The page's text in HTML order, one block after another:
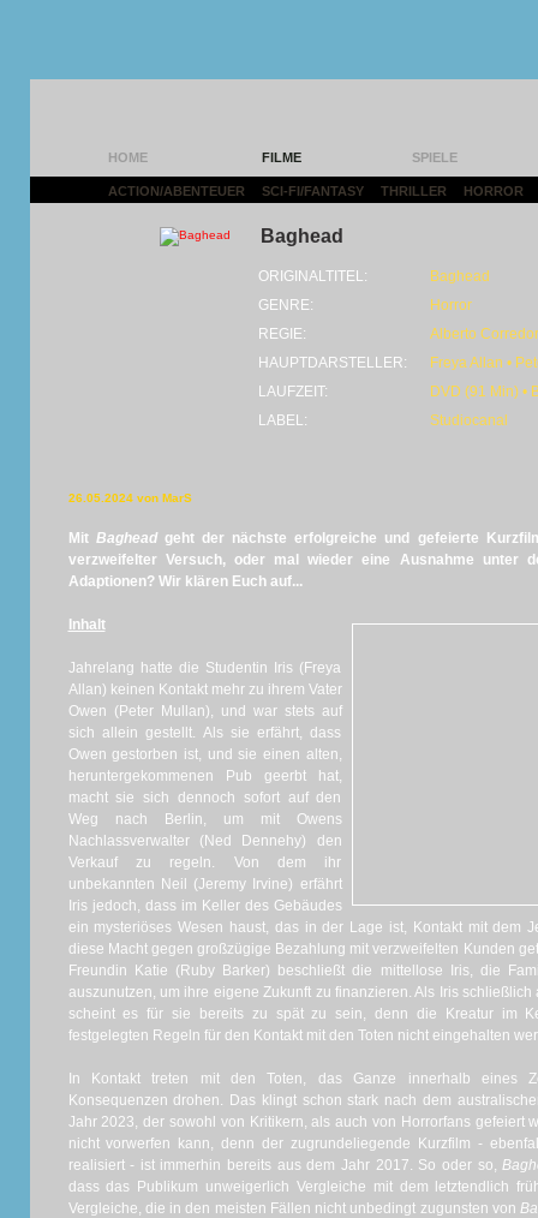
HOME FILME SPIELE
ACTION/ABENTEUER SCI-FI/FANTASY THRILLER HORROR
Baghead
ORIGINALTITEL:
Baghead
GENRE:
Horror
REGIE:
Alberto Corredor
HAUPTDARSTELLER:
Freya Allan •
LAUFZEIT:
DVD (91 Min) •
LABEL:
Studiocanal
26.05.2024 von MarS
Mit Baghead geht der nächste erfolgreiche und gefeierte
verzweifelter Versuch, oder mal wieder eine Ausnahme unter
Adaptionen? Wir klären Euch auf...
Inhalt
Jahrelang hatte die Studentin Iris (Freya
Allan) keinen Kontakt mehr zu ihrem Vater
Owen (Peter Mullan), und war stets auf
sich allein gestellt. Als sie erfährt, dass
Owen gestorben ist, und sie einen alten,
heruntergekommenen Pub geerbt hat,
macht sie sich dennoch sofort auf den
Weg nach Berlin, um mit Owens
Nachlassverwalter (Ned Dennehy) den
Verkauf zu regeln. Von dem ihr
unbekannten Neil (Jeremy Irvine) erfährt
Iris jedoch, dass im Keller des Gebäudes
ein mysteriöses Wesen haust, das in der Lage ist, Kontakt mit dem
diese Macht gegen großzügige Bezahlung mit verzweifelten Kunden
Freundin Katie (Ruby Barker) beschließt die mittellose Iris, die
auszunutzen, um ihre eigene Zukunft zu finanzieren. Als Iris
scheint es für sie bereits zu spät zu sein, denn die Kreatur im
festgelegten Regeln für den Kontakt mit den Toten nicht eingehalten
In Kontakt treten mit den Toten, das Ganze innerhalb eines
Konsequenzen drohen. Das klingt schon stark nach dem
Jahr 2023, der sowohl von Kritikern, als auch von Horrorfans gefeiert
nicht vorwerfen kann, denn der zugrundeliegende Kurzfilm -
realisiert - ist immerhin bereits aus dem Jahr 2017. So oder so,
dass das Publikum unweigerlich Vergleiche mit dem letztendlich
Vergleiche, die in den meisten Fällen nicht unbedingt zugunsten von